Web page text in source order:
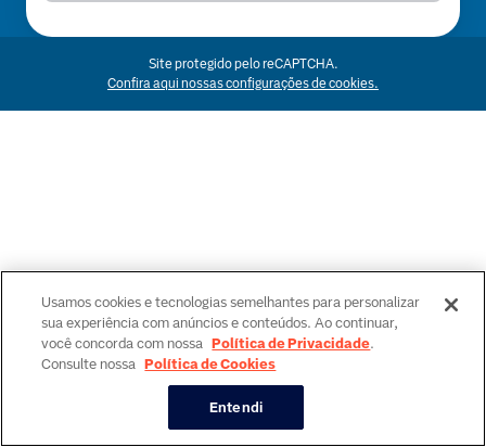
Site protegido pelo reCAPTCHA.
Confira aqui nossas configurações de cookies.
Usamos cookies e tecnologias semelhantes para personalizar
sua experiência com anúncios e conteúdos. Ao continuar,
você concorda com nossa Política de Privacidade.
Consulte nossa Política de Cookies
Entendi